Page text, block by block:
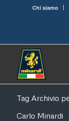
Chi siamo
Tag Archivio
Carlo Minardi